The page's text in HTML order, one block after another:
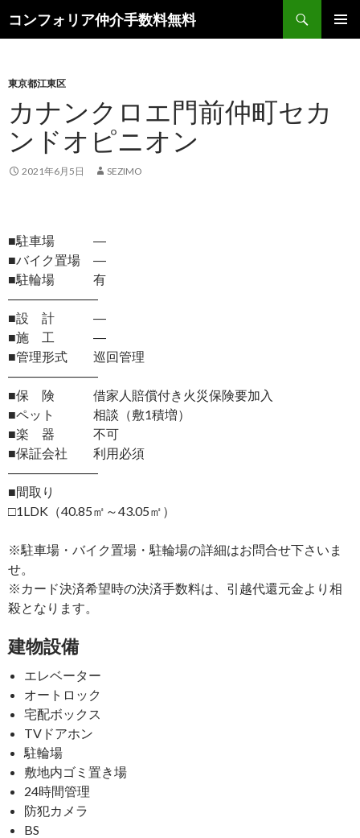
コンフォリア仲介手数料無料
索
ン
へ
ス
キ
ッ
東京都江東区
カナンクロエ門前仲町セカ
ンドオピニオン
2021年6月5日 SEZIMO
■駐車場 ―
■バイク置場 ―
■駐輪場 有
―――――――
■設 計 ―
■施 工 ―
■管理形式 巡回管理
―――――――
■保 険 借家人賠償付き火災保険要加入
■ペット 相談（敷1積増）
■楽 器 不可
■保証会社 利用必須
―――――――
■間取り
□1LDK（40.85㎡～43.05㎡）
※駐車場・バイク置場・駐輪場の詳細はお問合せ下さいま
せ。
※カード決済希望時の決済手数料は、引越代還元金より相
殺となります。
建物設備
エレベーター
オートロック
宅配ボックス
TVドアホン
駐輪場
敷地内ゴミ置き場
24時間管理
防犯カメラ
BS